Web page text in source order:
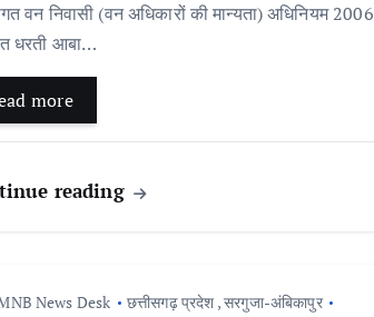
वन निवासी (वन अधिकारों की मान्यता) अधिनियम 2006
धरती आबा…
more
reading
News Desk छत्तीसगढ़ प्रदेश ,सरगुजा-अंबिकापुर